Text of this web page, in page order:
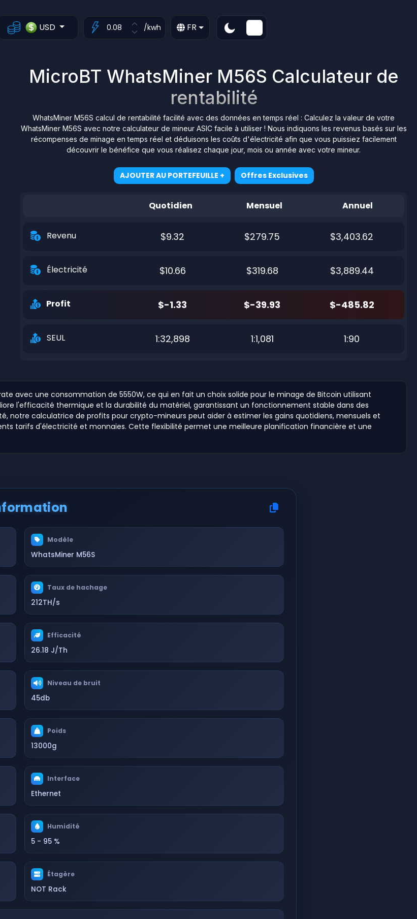
USD /kwh FR
MicroBT WhatsMiner M56S Calculateur de
rentabilité
WhatsMiner M56S calcul de rentabilité facilité avec des données en temps réel : Calculez la valeur de votre
WhatsMiner M56S avec notre calculateur de mineur ASIC facile à utiliser ! Nous indiquons les revenus basés sur les
récompenses de minage en temps réel et déduisons les coûts d'électricité afin que vous puissiez facilement
découvrir le bénéfice que vous réalisez chaque jour, mois ou année avec votre mineur.
AJOUTER AU PORTEFEUILLE + Offres Exclusives
Quotidien Mensuel Annuel
Revenu $9.32 $279.75 $3,403.62
Électricité $10.66 $319.68 $3,889.44
Profit $-1.33 $-39.93 $-485.82
SEUL 1:32,898 1:1,081 1:90
avec une consommation de 5550W, ce qui en fait un choix solide pour le minage de Bitcoin utilisant
l'efficacité thermique et la durabilité du matériel, garantissant un fonctionnement stable dans des
notre calculatrice de profits pour crypto-mineurs peut aider à estimer les gains quotidiens, mensuels et
tarifs d'électricité et monnaies. Cette flexibilité permet une meilleure planification financière et une
Modèle
WhatsMiner M56S
Taux de hachage
212TH/s
Efficacité
26.18 J/Th
Niveau de bruit
45db
Poids
13000g
Interface
Ethernet
Humidité
5 - 95 %
Étagère
NOT Rack